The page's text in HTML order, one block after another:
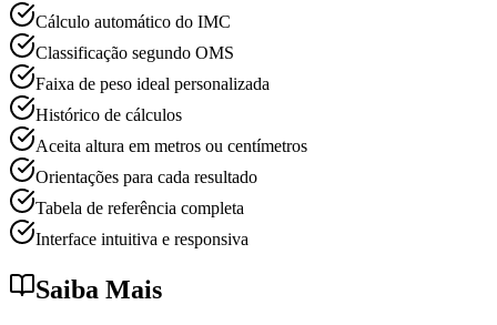
Cálculo automático do IMC
Classificação segundo OMS
Faixa de peso ideal personalizada
Histórico de cálculos
Aceita altura em metros ou centímetros
Orientações para cada resultado
Tabela de referência completa
Interface intuitiva e responsiva
Saiba Mais